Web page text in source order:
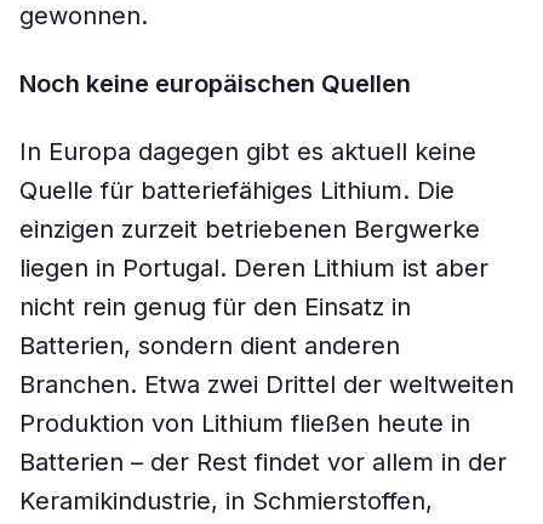
gewonnen.
Noch keine europäischen Quellen
In Europa dagegen gibt es aktuell keine
Quelle für batteriefähiges Lithium. Die
einzigen zurzeit betriebenen Bergwerke
liegen in Portugal. Deren Lithium ist aber
nicht rein genug für den Einsatz in
Batterien, sondern dient anderen
Branchen. Etwa zwei Drittel der weltweiten
Produktion von Lithium fließen heute in
Batterien – der Rest findet vor allem in der
Keramikindustrie, in Schmierstoffen,